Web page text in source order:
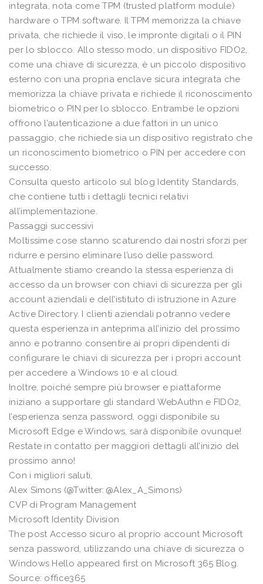
integrata, nota come TPM (trusted platform module)
hardware o TPM software. Il TPM memorizza la chiave
privata, che richiede il viso, le impronte digitali o il PIN
per lo sblocco. Allo stesso modo, un dispositivo FIDO2,
come una chiave di sicurezza, è un piccolo dispositivo
esterno con una propria enclave sicura integrata che
memorizza la chiave privata e richiede il riconoscimento
biometrico o PIN per lo sblocco. Entrambe le opzioni
offrono l’autenticazione a due fattori in un unico
passaggio, che richiede sia un dispositivo registrato che
un riconoscimento biometrico o PIN per accedere con
successo.
Consulta questo articolo sul blog Identity Standards,
che contiene tutti i dettagli tecnici relativi
all’implementazione.
Passaggi successivi
Moltissime cose stanno scaturendo dai nostri sforzi per
ridurre e persino eliminare l’uso delle password.
Attualmente stiamo creando la stessa esperienza di
accesso da un browser con chiavi di sicurezza per gli
account aziendali e dell’istituto di istruzione in Azure
Active Directory. I clienti aziendali potranno vedere
questa esperienza in anteprima all’inizio del prossimo
anno e potranno consentire ai propri dipendenti di
configurare le chiavi di sicurezza per i propri account
per accedere a Windows 10 e al cloud.
Inoltre, poiché sempre più browser e piattaforme
iniziano a supportare gli standard WebAuthn e FIDO2,
l’esperienza senza password, oggi disponibile su
Microsoft Edge e Windows, sarà disponibile ovunque!
Restate in contatto per maggiori dettagli all’inizio del
prossimo anno!
Con i migliori saluti,
Alex Simons (@Twitter: @Alex_A_Simons)
CVP di Program Management
Microsoft Identity Division
The post Accesso sicuro al proprio account Microsoft
senza password, utilizzando una chiave di sicurezza o
Windows Hello appeared first on Microsoft 365 Blog.
Source: office365